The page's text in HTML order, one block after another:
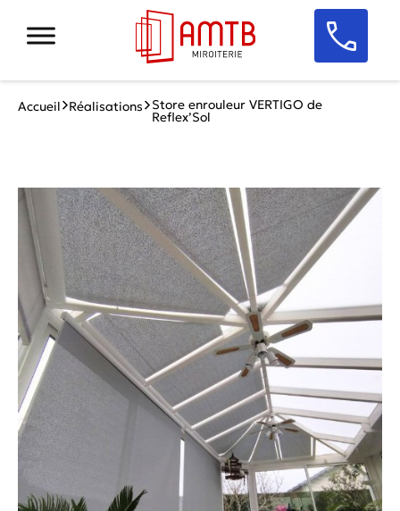
Accueil Réalisations Store enrouleur VERTIGO de
Reflex’Sol